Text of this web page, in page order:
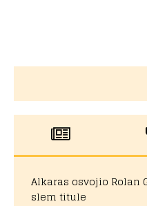
Alkaras osvojio Rolan
slem titule